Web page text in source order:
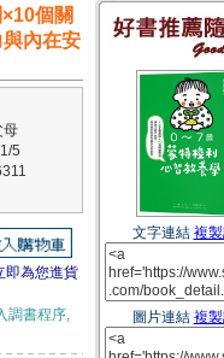
個關
內在安
母
5
即為您進貨
調書程序,
文字連結 複
圖片連結 複